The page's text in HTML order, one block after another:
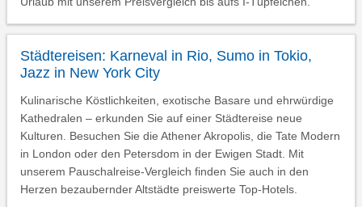
Städtereisen: Karneval in Rio, Sumo in Tokio,
Jazz in New York City
Kulinarische Köstlichkeiten, exotische Basare und ehrwürdige
Kathedralen – erkunden Sie auf einer Städtereise neue
Kulturen. Besuchen Sie die Athener Akropolis, die Tate Modern
in London oder den Petersdom in der Ewigen Stadt. Mit
unserem Pauschalreise-Vergleich finden Sie auch in den
Herzen bezaubernder Altstädte preiswerte Top-Hotels.